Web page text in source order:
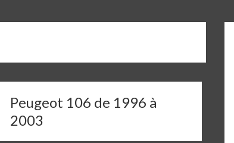
Peugeot 106 de 1996 à
2003